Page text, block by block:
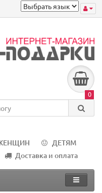
0
ДЕТЯМ
Доставка и оплата